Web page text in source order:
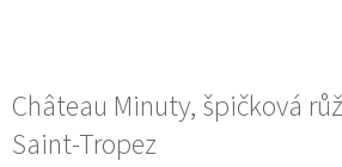
Château Minuty, špičková
Saint-Tropez